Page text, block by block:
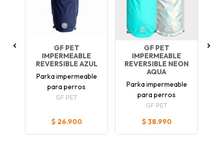
GF PET
IMPERMEABLE
REVERSIBLE AZUL
Parka impermeable
para perros
GF PET
$ 26.900
GF PET
IMPERMEABLE
REVERSIBLE NEON
AQUA
Parka impermeable
para perros
GF PET
$ 38.990